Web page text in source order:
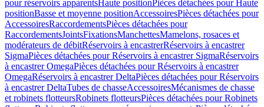
pour réservoirs apparentsHaute positionPièces détachées pour Haute
positionBasse et moyenne positionAccessoiresPièces détachées pour
AccessoiresRaccordementsPièces détachées pour
RaccordementsJointsFixationsManchettesMamelons, rosaces et
modérateurs de débitRéservoirs à encastrerRéservoirs à encastrer
SigmaPièces détachées pour Réservoirs à encastrer SigmaRéservoirs
à encastrer OmegaPièces détachées pour Réservoirs à encastrer
OmegaRéservoirs à encastrer DeltaPièces détachées pour Réservoirs
à encastrer DeltaTubes de chasseAccessoiresMécanismes de chasse
et robinets flotteursRobinets flotteursPièces détachées pour Robinets